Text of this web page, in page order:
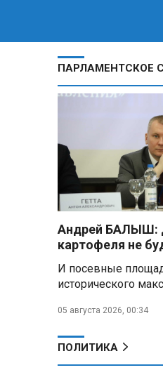
ПАРЛАМЕНТСКОЕ
Андрей БАЛЫШ:
картофеля не
И посевные
исторического
05 августа 2026, 00:34
ПОЛИТИКА